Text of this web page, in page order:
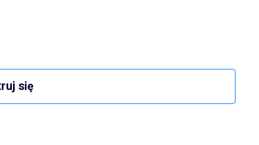
się